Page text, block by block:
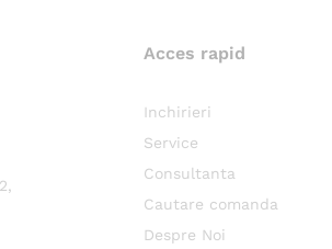
Acces rapid
Inchirieri
Service
Consultanta
Cautare comanda
Despre Noi